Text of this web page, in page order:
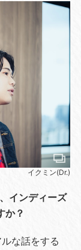
イクミン(Dr.)
インディーズ
か？
な話をする